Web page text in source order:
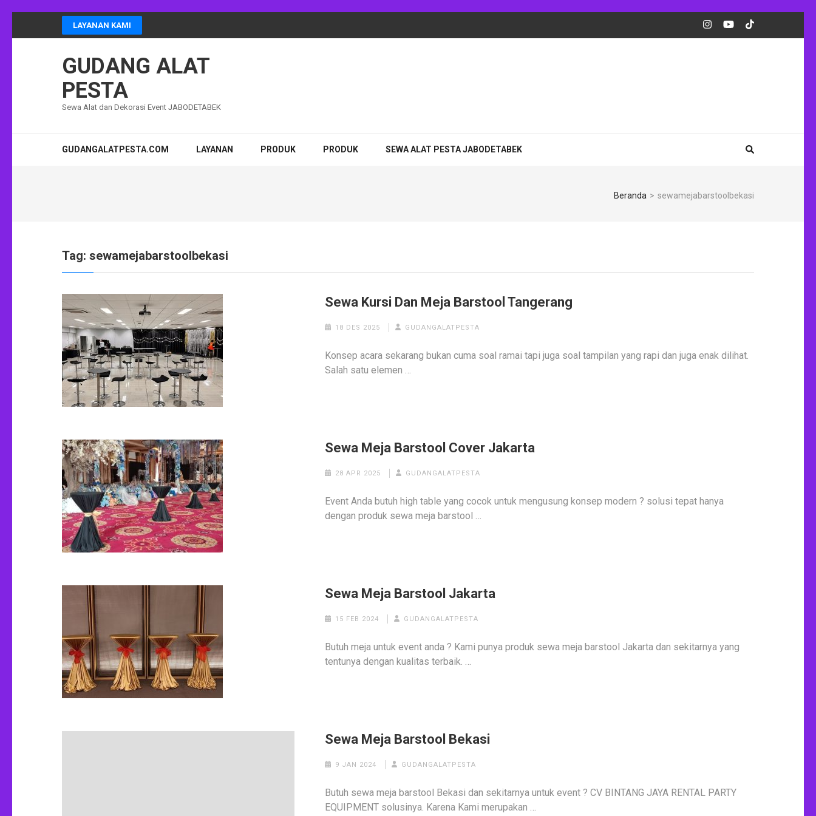
LAYANAN KAMI
GUDANG ALAT
PESTA
Sewa Alat dan Dekorasi Event JABODETABEK
GUDANGALATPESTA.COM LAYANAN PRODUK PRODUK SEWA ALAT PESTA JABODETABEK
Beranda > sewamejabarstoolbekasi
Tag: sewamejabarstoolbekasi
Sewa Kursi Dan Meja Barstool Tangerang
18 DES 2025 GUDANGALATPESTA
Konsep acara sekarang bukan cuma soal ramai tapi juga soal tampilan yang rapi dan juga enak dilihat.
Salah satu elemen …
Sewa Meja Barstool Cover Jakarta
28 APR 2025 GUDANGALATPESTA
Event Anda butuh high table yang cocok untuk mengusung konsep modern ? solusi tepat hanya
dengan produk sewa meja barstool …
Sewa Meja Barstool Jakarta
15 FEB 2024 GUDANGALATPESTA
Butuh meja untuk event anda ? Kami punya produk sewa meja barstool Jakarta dan sekitarnya yang
tentunya dengan kualitas terbaik. …
Sewa Meja Barstool Bekasi
9 JAN 2024 GUDANGALATPESTA
Butuh sewa meja barstool Bekasi dan sekitarnya untuk event ? CV BINTANG JAYA RENTAL PARTY
EQUIPMENT solusinya. Karena Kami merupakan …